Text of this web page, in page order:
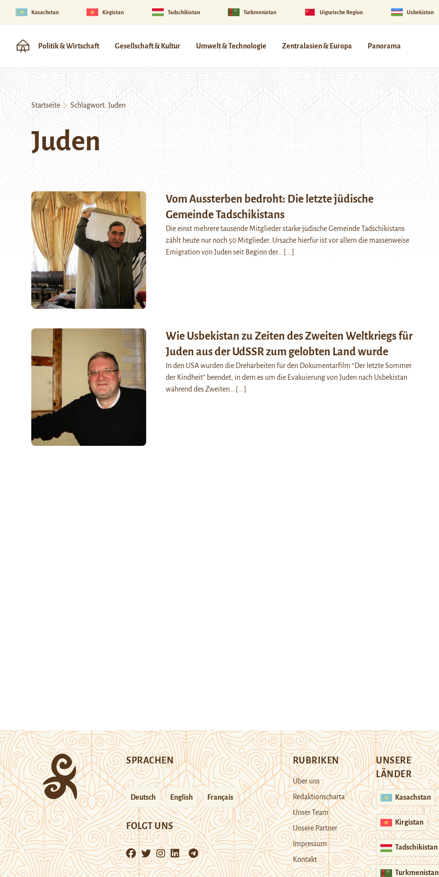
Kasachstan Kirgistan Tadschikistan Turkmenistan Uigurische Region Usbekistan
Politik & Wirtschaft Gesellschaft & Kultur Umwelt & Technologie Zentralasien & Europa Panorama
Startseite Schlagwort: Juden
Juden
Vom Aussterben bedroht: Die letzte jüdische
Gemeinde Tadschikistans
Die einst mehrere tausende Mitglieder starke jüdische Gemeinde Tadschikistans
zählt heute nur noch 50 Mitglieder. Ursache hierfür ist vor allem die massenweise
Emigration von Juden seit Beginn der…
[...]
Wie Usbekistan zu Zeiten des Zweiten Weltkriegs für
Juden aus der UdSSR zum gelobten Land wurde
In den USA wurden die Dreharbeiten für den Dokumentarfilm “Der letzte Sommer
der Kindheit” beendet, in dem es um die Evakuierung von Juden nach Usbekistan
während des Zweiten…
[...]
SPRACHEN
Deutsch English Français
FOLGT UNS
RUBRIKEN
Über uns
Redaktionscharta
Unser Team
Unsere Partner
Impressum
Kontakt
UNSERE
LÄNDER
Kasachstan
Kirgistan
Tadschikistan
Turkmenistan